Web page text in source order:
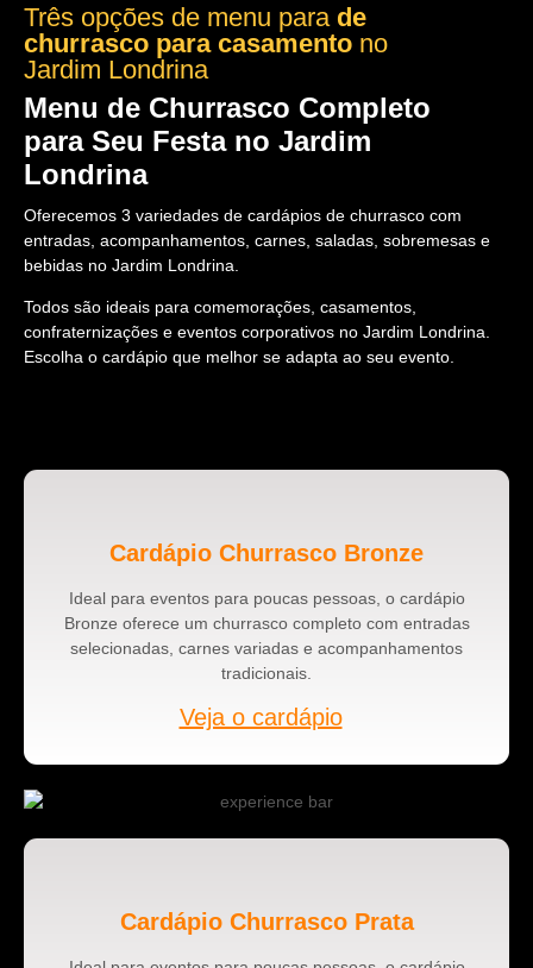
Três opções de menu para de
churrasco para casamento no
Jardim Londrina
Menu de Churrasco Completo
para Seu Festa no Jardim
Londrina
Oferecemos 3 variedades de cardápios de churrasco com
entradas, acompanhamentos, carnes, saladas, sobremesas e
bebidas no Jardim Londrina.
Todos são ideais para comemorações, casamentos,
confraternizações e eventos corporativos no Jardim Londrina.
Escolha o cardápio que melhor se adapta ao seu evento.
Cardápio Churrasco Bronze
Ideal para eventos para poucas pessoas, o cardápio
Bronze oferece um churrasco completo com entradas
selecionadas, carnes variadas e acompanhamentos
tradicionais.
Veja o cardápio
Cardápio Churrasco Prata